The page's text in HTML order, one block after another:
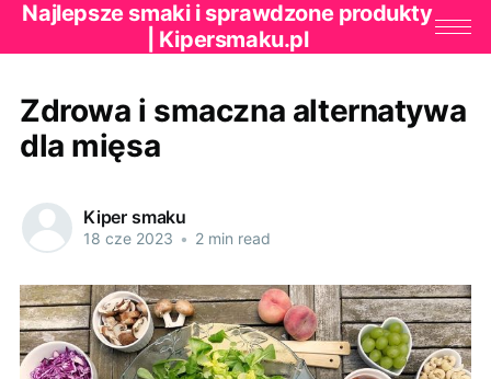
Najlepsze smaki i sprawdzone produkty
| Kipersmaku.pl
Zdrowa i smaczna alternatywa
dla mięsa
Kiper smaku
18 cze 2023 • 2 min read